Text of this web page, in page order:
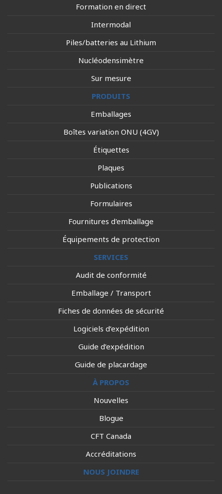
Formation en direct
Intermodal
Piles/batteries au Lithium
Nucléodensimètre
Sur mesure
PRODUITS
Emballages
Boîtes variation ONU (4GV)
Étiquettes
Plaques
Publications
Formulaires
Fournitures d'emballage
Équipements de protection
SERVICES
Audit de conformité
Emballage / Transport
Fiches de données de sécurité
Logiciels d’expédition
Guide d’expédition
Guide de placardage
À PROPOS
Nouvelles
Blogue
CFT Canada
Accréditations
NOUS JOINDRE